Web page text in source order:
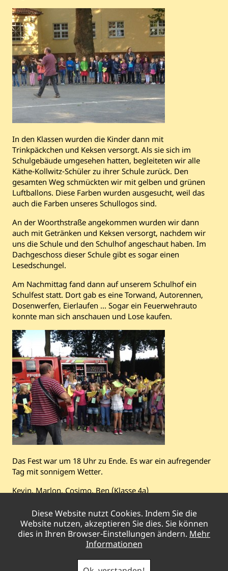
In den Klassen wurden die Kinder dann mit
Trinkpäckchen und Keksen versorgt. Als sie sich im
Schulgebäude umgesehen hatten, begleiteten wir alle
Käthe-Kollwitz-Schüler zu ihrer Schule zurück. Den
gesamten Weg schmückten wir mit gelben und grünen
Luftballons. Diese Farben wurden ausgesucht, weil das
auch die Farben unseres Schullogos sind.
An der Woorthstraße angekommen wurden wir dann
auch mit Getränken und Keksen versorgt, nachdem wir
uns die Schule und den Schulhof angeschaut haben. Im
Dachgeschoss dieser Schule gibt es sogar einen
Lesedschungel.
Am Nachmittag fand dann auf unserem Schulhof ein
Schulfest statt. Dort gab es eine Torwand, Autorennen,
Dosenwerfen, Eierlaufen … Sogar ein Feuerwehrauto
konnte man sich anschauen und Lose kaufen.
Das Fest war um 18 Uhr zu Ende. Es war ein aufregender
Tag mit sonnigem Wetter.
Kevin, Marlon, Cosimo, Ben (Klasse 4a)
Vorheriger
Beitrag:
Besuch beim Zirkus Sperlich
Nächster
Beitrag:
Laternenbasteln in der Giraffenklasse
/ Woorthstraße 9 | 45966 Gladbeck
Diese Website nutzt Cookies. Indem Sie die
Website nutzen, akzeptieren Sie dies. Sie können
dies in Ihren Browser-Einstellungen ändern. Mehr
Informationen